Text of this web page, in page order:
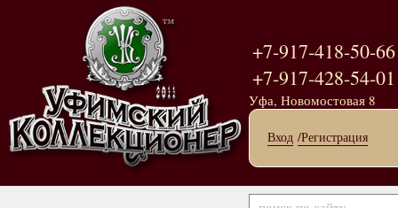
+7-917-418-50-66
+7-917-428-54-01
Уфа, Новомостовая 8
Вход /Регистрация